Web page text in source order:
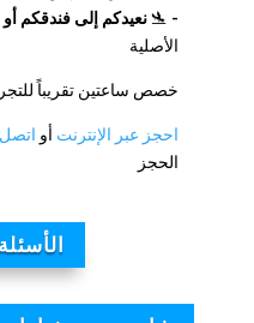
- 🛬نعيدكم إلى فندقكم أو
الأصلية
خصص ساعتين تقريباً
احجز عبر الإنترنت أو اتصل
الحجز